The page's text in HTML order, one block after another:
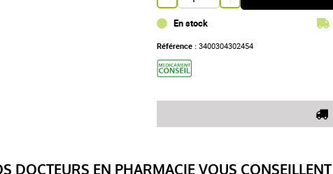
En stock
Référence : 3400304302454